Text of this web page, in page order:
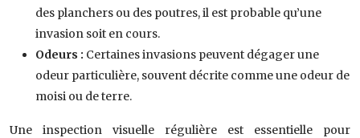
des planchers ou des poutres, il est probable qu’une
invasion soit en cours.
Odeurs : Certaines invasions peuvent dégager une
odeur particulière, souvent décrite comme une odeur de
moisi ou de terre.
Une inspection visuelle régulière est essentielle pour